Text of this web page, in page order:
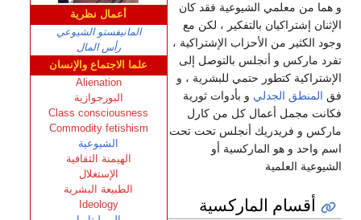
أعمال نظرية
المانيفستو الشيوعي
رأس المال
علما الاجتماع والإنسان
Alienation
البورجوازية
Class consciousness
Commodity fetishism
الشيوعية
الهيمنة الثقافية
الإستغلال
الطبيعة البشرية
Ideology
و هما من معلمي الشيوعية فقد كان
الإثنان إشتراكيان بالتفكير ، لكن مع
وجود الكثير من الأحزاب الإشتراكية ،
تفرد ماركس و أنجلس بالتوصل إلى
الإشتراكية كتطور حتمي للبشرية ، و
فق المنطق الجدلي و بأدوات ثورية
فكانت مجمل أعمال كل من كارل
ماركس و فريدريك أنجلس تحت تحت
اسم واحد و هو الماركسية أو
الشيوعية العلمية
أقسام الماركسية